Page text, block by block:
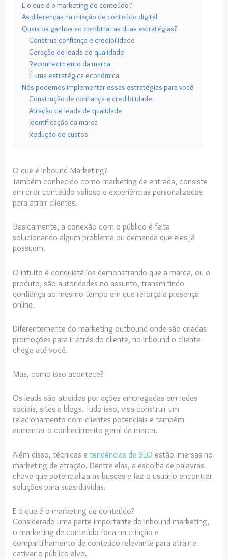
E o que é o marketing de conteúdo?
As diferenças na criação de conteúdo digital
Quais os ganhos ao combinar as duas estratégias?
Construa confiança e credibilidade
Geração de leads de qualidade
Reconhecimento da marca
É uma estratégica econômica
Nós podemos implementar essas estratégias para você
Construção de confiança e credibilidade
Atração de leads de qualidade
Identificação da marca
Redução de custos
O que é Inbound Marketing?
Também conhecido como marketing de entrada, consiste
em criar conteúdo valioso e experiências personalizadas
para atrair clientes.
Basicamente, a conexão com o público é feita
solucionando algum problema ou demanda que eles já
possuem.
O intuito é conquistá-los demonstrando que a marca, ou o
produto, são autoridades no assunto, transmitindo
confiança ao mesmo tempo em que reforça a presença
online.
Diferentemente do marketing outbound onde são criadas
promoções para ir atrás do cliente, no inbound o cliente
chega até você.
Mas, como isso acontece?
Os leads são atraídos por ações empregadas em redes
sociais, sites e blogs. Tudo isso, visa construir um
relacionamento com clientes potenciais e também
aumentar o conhecimento geral da marca.
Além disso, técnicas etendências de SEO estão imersas no
marketing de atração. Dentre elas, a escolha de palavras-
chave que potencializa as buscas e faz o usuário encontrar
soluções para suas dúvidas.
E o que é o marketing de conteúdo?
Considerado uma parte importante do inbound marketing,
o marketing de conteúdo foca na criação e
compartilhamento de conteúdo relevante para atrair e
cativar o público-alvo.